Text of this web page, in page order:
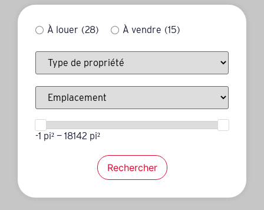
À louer (28) À vendre (15)
-1 pi² — 18142 pi²
Rechercher